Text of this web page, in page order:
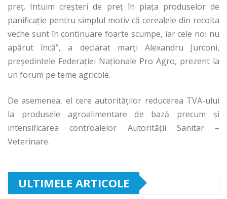
preţ. Intuim creşteri de preţ în piaţa produselor de
panificaţie pentru simplul motiv că cerealele din recolta
veche sunt în continuare foarte scumpe, iar cele noi nu
apărut încă”, a declarat marţi Alexandru Jurconi,
preşedintele Federaţiei Naţionale Pro Agro, prezent la
un forum pe teme agricole.
De asemenea, el cere autorităților reducerea TVA-ului
la produsele agroalimentare de bază precum și
intensificarea controalelor Autorității Sanitar –
Veterinare.
ULTIMELE ARTICOLE